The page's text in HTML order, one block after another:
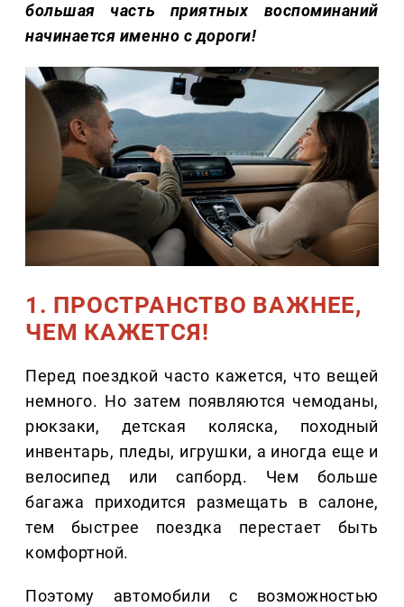
большая часть приятных воспоминаний
начинается именно с дороги!
1. ПРОСТРАНСТВО ВАЖНЕЕ,
ЧЕМ КАЖЕТСЯ!
Перед поездкой часто кажется, что вещей
немного. Но затем появляются чемоданы,
рюкзаки, детская коляска, походный
инвентарь, пледы, игрушки, а иногда еще и
велосипед или сапборд. Чем больше
багажа приходится размещать в салоне,
тем быстрее поездка перестает быть
комфортной.
Поэтому автомобили с возможностью